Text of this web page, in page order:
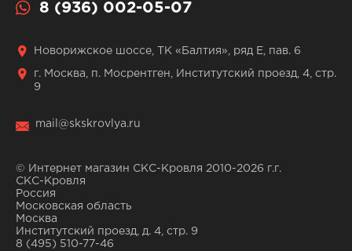
8 (936) 002-05-07
Новорижское шоссе, ТК «Балтия», ряд Е, пав. 6
г. Москва, п. Мосрентген, Институтский проезд, 4, стр.
9
mail@skskrovlya.ru
© Интернет магазин СКС-Кровля 2010-2026 г.г.
СКС-Кровля
Россия
Московская область
Москва
Институтский проезд, д. 4, стр. 9
8 (495) 510-77-46